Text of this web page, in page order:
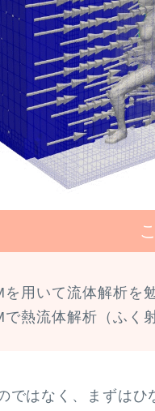
用いて流体解析を
熱流体解析（ふく
ではなく、まずは